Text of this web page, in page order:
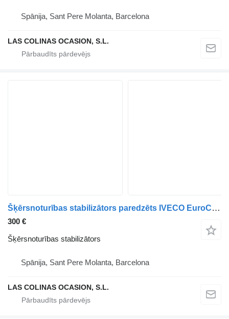
Spānija, Sant Pere Molanta, Barcelona
LAS COLINAS OCASION, S.L.
Šķērsnoturības stabilizātors paredzēts IVECO EuroCargo kravas automašīnas
300 €
Šķērsnoturības stabilizātors
Spānija, Sant Pere Molanta, Barcelona
LAS COLINAS OCASION, S.L.